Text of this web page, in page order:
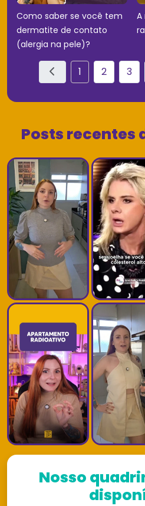
Como saber se você tem
dermatite de contato
(alergia na pele)?
A
1 2 3
Posts recentes
Nosso